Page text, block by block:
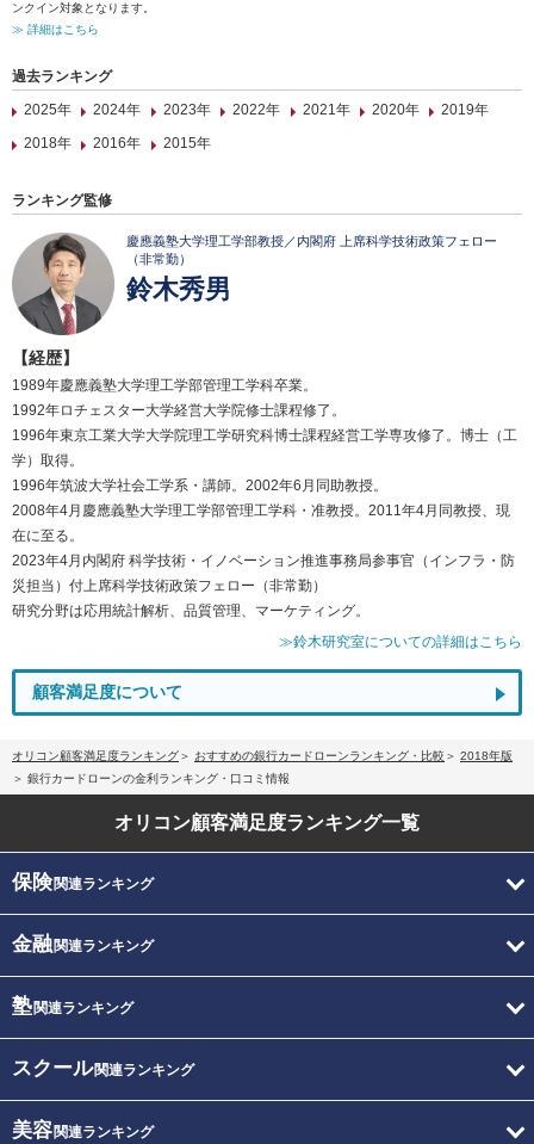
ンクイン対象となります。
≫ 詳細はこちら
過去ランキング
2025年
2024年 2023年 2022年 2021年 2020年
2019年
2018年
2016年 2015年
ランキング監修
慶應義塾大学理工学部教授／内閣府 上席科学技術政策フェロー
（非常勤）
鈴木秀男
【経歴】
1989年慶應義塾大学理工学部管理工学科卒業。
1992年ロチェスター大学経営大学院修士課程修了。
1996年東京工業大学大学院理工学研究科博士課程経営工学専攻修了。博士（工
学）取得。
1996年筑波大学社会工学系・講師。2002年6月同助教授。
2008年4月慶應義塾大学理工学部管理工学科・准教授。2011年4月同教授、現
在に至る。
2023年4月内閣府 科学技術・イノベーション推進事務局参事官（インフラ・防
災担当）付上席科学技術政策フェロー（非常勤）
研究分野は応用統計解析、品質管理、マーケティング。
≫鈴木研究室についての詳細はこちら
顧客満足度について
オリコン顧客満足度ランキング おすすめの銀行カードローンランキング・比較
2018年版
銀行カードローンの金利ランキング・口コミ情報
オリコン顧客満足度ランキング一覧
保険関連ランキング
金融関連ランキング
塾関連ランキング
スクール関連ランキング
美容関連ランキング